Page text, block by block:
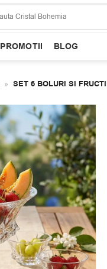
PROMOTII BLOG
» SET 6 BOLURI SI